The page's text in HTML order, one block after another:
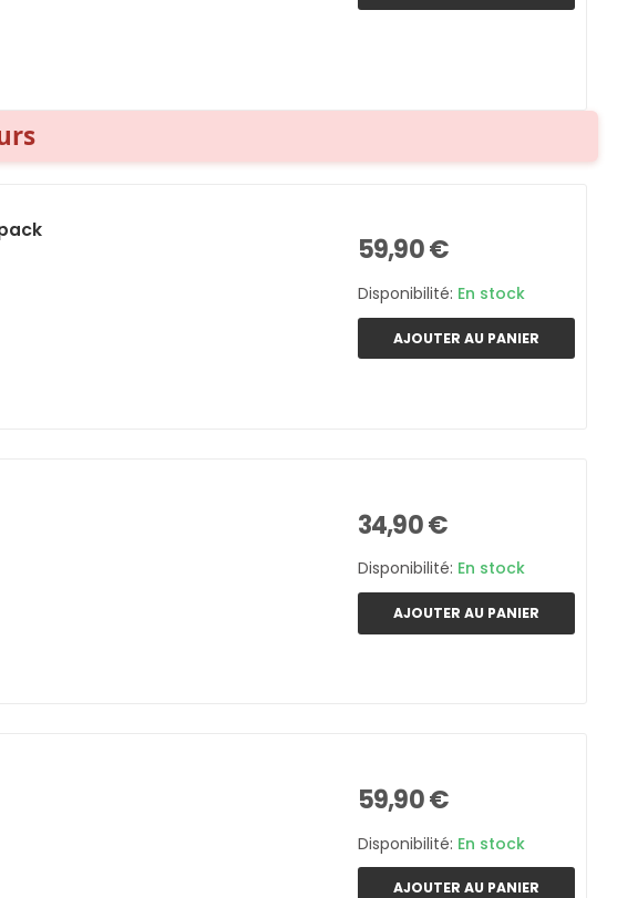
59,90 €
Disponibilité: En stock
AJOUTER AU PANIER
34,90 €
Disponibilité: En stock
AJOUTER AU PANIER
59,90 €
Disponibilité: En stock
AJOUTER AU PANIER